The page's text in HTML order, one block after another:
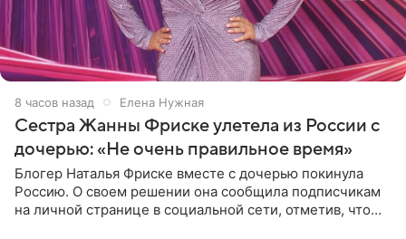
8 часов назад Елена Нужная
Сестра Жанны Фриске улетела из России с
дочерью: «Не очень правильное время»
Блогер Наталья Фриске вместе с дочерью покинула
Россию. О своем решении она сообщила подписчикам
на личной странице в социальной сети, отметив, что